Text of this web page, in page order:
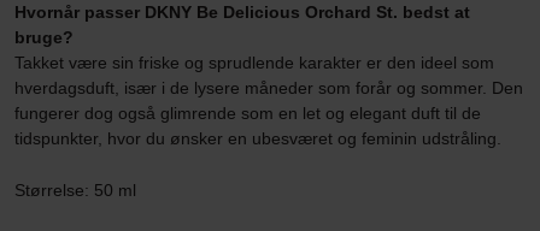
Hvornår passer DKNY Be Delicious Orchard St. bedst at
bruge?
Takket være sin friske og sprudlende karakter er den ideel som
hverdagsduft, især i de lysere måneder som forår og sommer. Den
fungerer dog også glimrende som en let og elegant duft til de
tidspunkter, hvor du ønsker en ubesværet og feminin udstråling.
Størrelse: 50 ml